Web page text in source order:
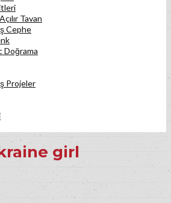
Tavan
Cephe
Doğrama
Projeler
girl